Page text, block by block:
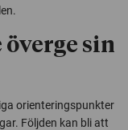
överge sin
orienteringspunkter
Följden kan bli att